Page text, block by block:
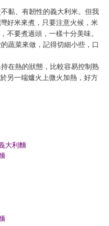
黏、有韌性的義大利米。但我
好米來煮，只要注意火候，米
不要煮過頭，一樣十分美味。
蔬菜來做，記得切細小些，口
在熱的狀態，比較容易控制熟
另一端爐火上微火加熱，好方
大利麵